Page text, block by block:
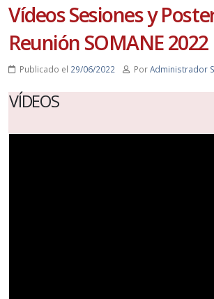
Vídeos Sesiones y
Reunión SOMANE 2022
Publicado el 29/06/2022 PorAdministrador
VÍDEOS